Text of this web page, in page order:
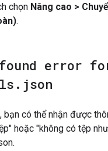
chọn Nâng cao >
.
error
. json
bạn có thể nhận được
hoặc "không có tệp